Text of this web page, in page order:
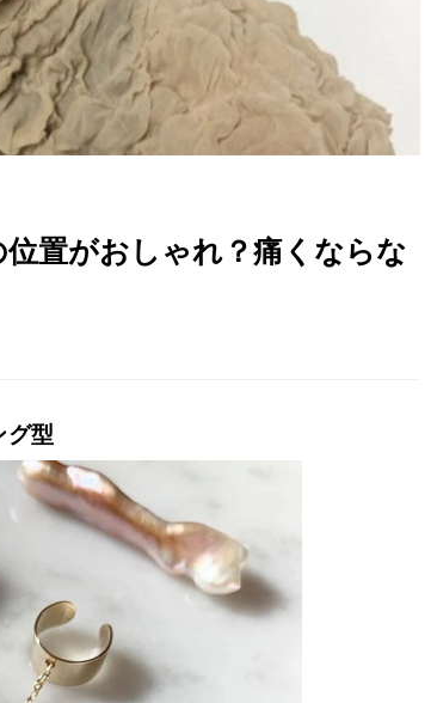
置がおしゃれ？痛くならな
グ型